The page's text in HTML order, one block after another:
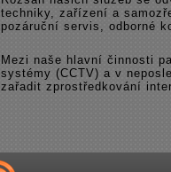
techniky, zařízení a
pozáruční servis, odborné
Mezi naše hlavní činnosti
systémy (CCTV) a v
zařadit zprostředkování